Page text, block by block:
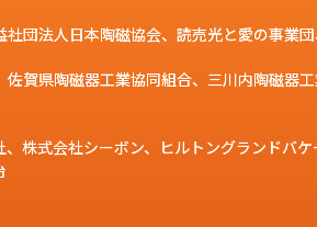
団法人日本陶磁協会、読売光と愛の事業
賀県陶磁器工業協同組合、三川内陶磁器
株式会社シーボン、ヒルトングランドバ